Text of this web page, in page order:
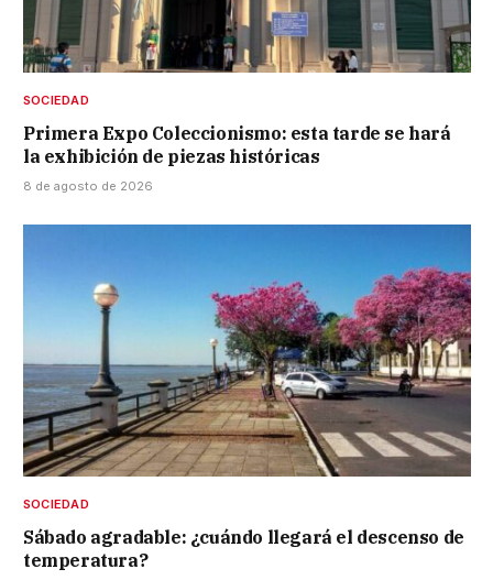
SOCIEDAD
Primera Expo Coleccionismo: esta tarde se hará
la exhibición de piezas históricas
8 de agosto de 2026
SOCIEDAD
Sábado agradable: ¿cuándo llegará el descenso de
temperatura?